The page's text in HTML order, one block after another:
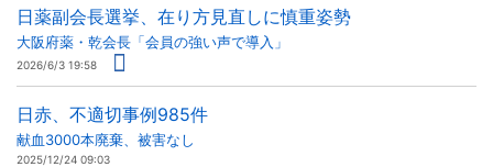
日薬副会長選挙、在り方見直しに慎重姿勢
大阪府薬・乾会長「会員の強い声で導入」
2026/6/3 19:58
日赤、不適切事例985件
献血3000本廃棄、被害なし
2025/12/24 09:03